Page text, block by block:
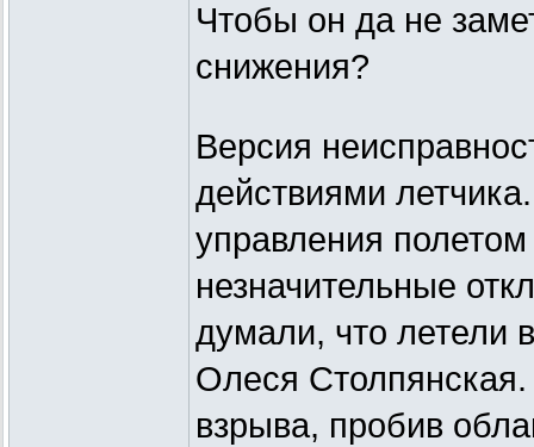
Чтобы он да не
снижения?
Версия
действиями
управления
незначительные
думали, что летели
Олеся
взрыва, пробив